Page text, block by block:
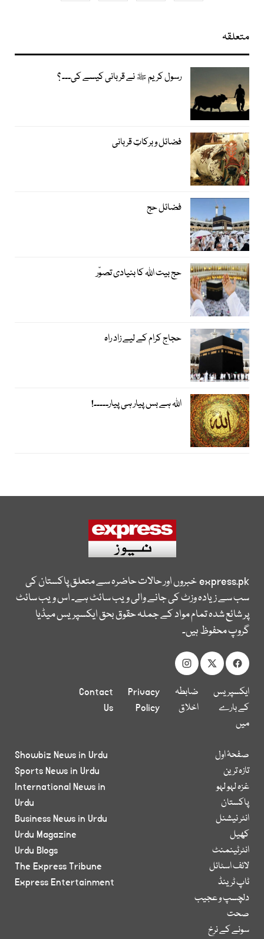
متعلقہ
رسول کریم ﷺ نے قربانی کیسے کی۔۔۔ ؟
فضائل و برکاتِ قربانی
فضائل حج
حج بیت اﷲ کا بنیادی تصوّر
حجاج کرام کے لیے زاد راہ
اﷲ ہے بس پیار ہی پیار۔۔۔۔۔!
express.pkخبروں اور حالات حاضرہ سے متعلق پاکستان کی
سب سے زیادہ وزٹ کی جانے والی ویب سائٹ ہے۔ اس ویب سائٹ
پر شائع شدہ تمام مواد کے جملہ حقوق بحق ایکسپریس میڈیا
گروپ محفوظ ہیں۔
ایکسپریس
کے بارے
میں
ضابطہ
اخلاق
Privacy
Policy
Contact
Us
صفحۂ اول
تازہ ترین
غزہ لہو لہو
پاکستان
انٹر نیشنل
کھیل
انٹرٹینمنٹ
لائف اسٹائل
ٹاپ ٹرینڈ
دلچسپ و عجیب
صحت
سونے کے نرخ
Showbiz News in Urdu
Sports News in Urdu
International News in
Urdu
Business News in Urdu
Urdu Magazine
Urdu Blogs
The Express Tribune
Express Entertainment